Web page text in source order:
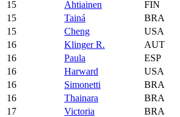
15
Ahtiainen FIN
15
Tainá BRA
15
Cheng USA
16
Klinger R. AUT
16
Paula ESP
16
Harward USA
16
Simonetti BRA
16
Thainara BRA
17
Victoria BRA